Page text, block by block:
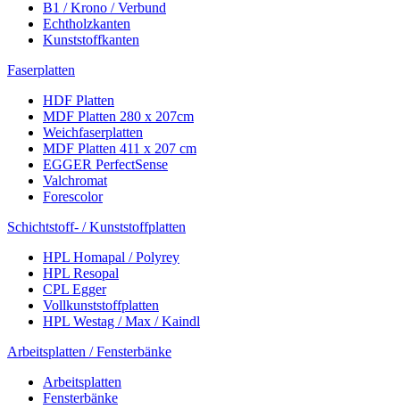
B1 / Krono / Verbund
Echtholzkanten
Kunststoffkanten
Faserplatten
HDF Platten
MDF Platten 280 x 207cm
Weichfaserplatten
MDF Platten 411 x 207 cm
EGGER PerfectSense
Valchromat
Forescolor
Schichtstoff- / Kunststoffplatten
HPL Homapal / Polyrey
HPL Resopal
CPL Egger
Vollkunststoffplatten
HPL Westag / Max / Kaindl
Arbeitsplatten / Fensterbänke
Arbeitsplatten
Fensterbänke